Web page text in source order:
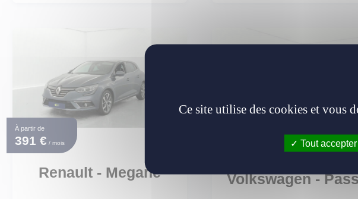
À partir de
391 € / mois
Renault - Megane Volkswagen -
Ce site utilise des cookies et vous
Tout accepter